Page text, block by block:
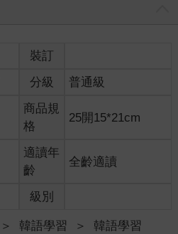
裝訂
分級 普通級
商品規
格
25開15*21cm
適讀年
齡
全齡適讀
級別
＞ 韓語學習 ＞ 韓語學習